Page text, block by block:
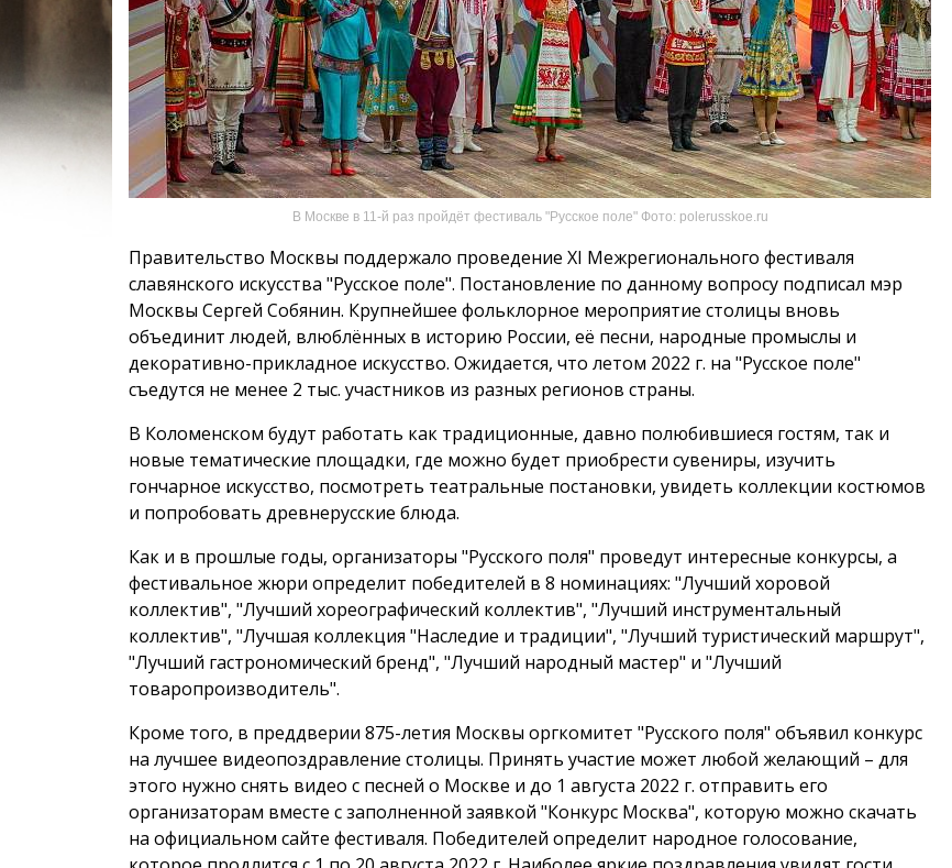
В Москве в 11-й раз пройдёт фестиваль "Русское поле" Фото: polerusskoe.ru
Правительство Москвы поддержало проведение XI Межрегионального фестиваля
славянского искусства "Русское поле". Постановление по данному вопросу подписал мэр
Москвы Сергей Собянин. Крупнейшее фольклорное мероприятие столицы вновь
объединит людей, влюблённых в историю России, её песни, народные промыслы и
декоративно-прикладное искусство. Ожидается, что летом 2022 г. на "Русское поле"
съедутся не менее 2 тыс. участников из разных регионов страны.
В Коломенском будут работать как традиционные, давно полюбившиеся гостям, так и
новые тематические площадки, где можно будет приобрести сувениры, изучить
гончарное искусство, посмотреть театральные постановки, увидеть коллекции костюмов
и попробовать древнерусские блюда.
Как и в прошлые годы, организаторы "Русского поля" проведут интересные конкурсы, а
фестивальное жюри определит победителей в 8 номинациях: "Лучший хоровой
коллектив", "Лучший хореографический коллектив", "Лучший инструментальный
коллектив", "Лучшая коллекция "Наследие и традиции", "Лучший туристический маршрут",
"Лучший гастрономический бренд", "Лучший народный мастер" и "Лучший
товаропроизводитель".
Кроме того, в преддверии 875-летия Москвы оргкомитет "Русского поля" объявил конкурс
на лучшее видеопоздравление столицы. Принять участие может любой желающий – для
этого нужно снять видео с песней о Москве и до 1 августа 2022 г. отправить его
организаторам вместе с заполненной заявкой "Конкурс Москва", которую можно скачать
на официальном сайте фестиваля. Победителей определит народное голосование,